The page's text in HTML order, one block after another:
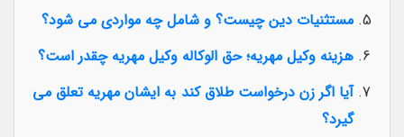
مستثنیات دین چیست؟ و شامل چه مواردی می شود؟
هزینه وکیل مهریه؛ حق الوکاله وکیل مهریه چقدر است؟
آیا اگر زن درخواست طلاق کند به ایشان مهریه تعلق می
گیرد؟